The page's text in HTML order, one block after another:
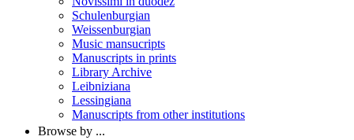
Schulenburgian
Weissenburgian
Music mansucripts
Manuscripts in prints
Library Archive
Leibniziana
Lessingiana
Manuscripts from other institutions
Browse by ...